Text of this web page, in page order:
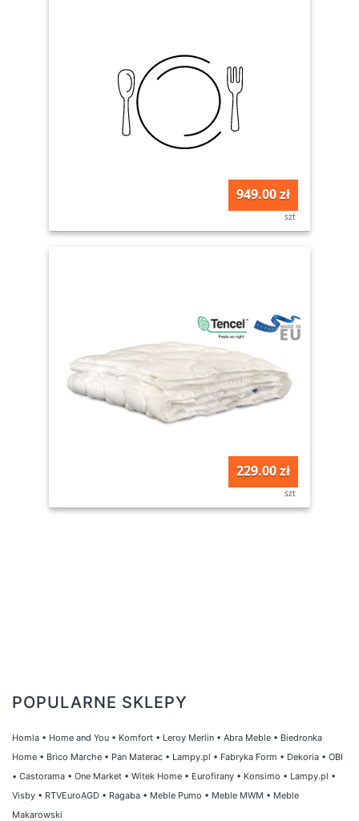
949.00 zł
szt
229.00 zł
szt
POPULARNE SKLEPY
Homla • Home and You • Komfort • Leroy Merlin • Abra Meble • Biedronka
Home • Brico Marche • Pan Materac • Lampy.pl • Fabryka Form • Dekoria • OBI
• Castorama • One Market • Witek Home • Eurofirany • Konsimo • Lampy.pl •
Visby • RTVEuroAGD • Ragaba • Meble Pumo • Meble MWM • Meble
Makarowski